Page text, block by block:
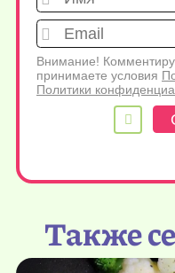
Внимание!
принимаете условия
Политики
Также